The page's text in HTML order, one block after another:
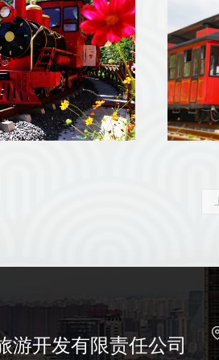
游开发有限责任公司